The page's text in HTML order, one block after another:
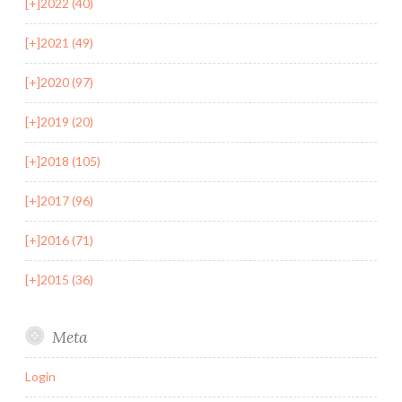
[+] 2022 (40)
[+]2021 (49)
[+]2020 (97)
[+]2019 (20)
[+]2018 (105)
[+]2017 (96)
[+]2016 (71)
[+]2015 (36)
Meta
Login